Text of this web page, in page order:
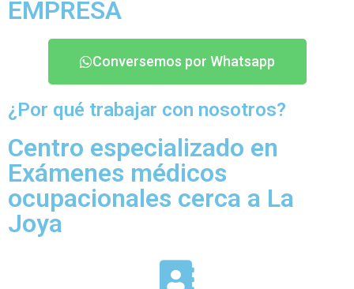
EMPRESA
Conversemos por Whatsapp
¿Por qué trabajar con nosotros?
Centro especializado en
Exámenes médicos
ocupacionales cerca a La
Joya